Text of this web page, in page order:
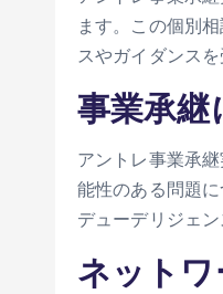
ます。この個別
スやガイダンスを
事業承継
アントレ事業承
能性のある問題
デューデリジェ
ネット